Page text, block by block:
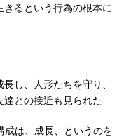
るという行為の根本に
し、人形たちを守り、
との接近も見られた
成は、成長、というのを